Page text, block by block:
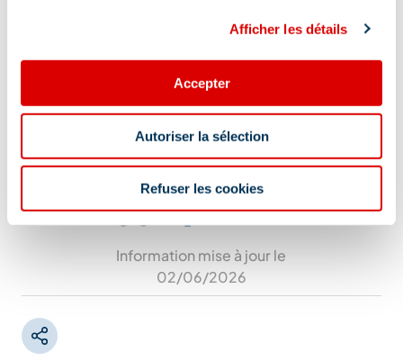
Afficher les détails
Accepter
Autoriser la sélection
Refuser les cookies
Information mise à jour le
02/06/2026